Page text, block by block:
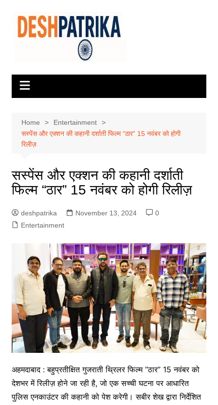
content
Home
Entertainment
सस्पेंस और एक्शन की कहानी दर्शाती फिल्म “ठार” 15 नवंबर को होगी
रिलीज़
सस्पेंस और एक्शन की कहानी दर्शाती
फिल्म “ठार” 15 नवंबर को होगी रिलीज़
deshpatrika November 13, 2024
0
Entertainment
अहमदाबाद : बहुप्रतीक्षित गुजराती थ्रिलर फिल्म “ठार” 15 नवंबर को
देशभर में रिलीज़ होने जा रही है, जो एक सच्ची घटना पर आधारित
पुलिस एनकाउंटर की कहानी को पेश करेगी। सबीर शेख द्वारा निर्देशित